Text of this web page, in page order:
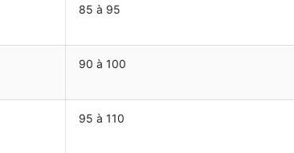
85 à 95
90 à 100
95 à 110